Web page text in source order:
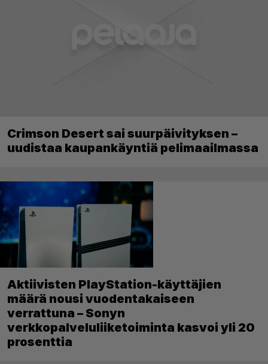
Crimson Desert sai suurpäivityksen –
uudistaa kaupankäyntiä pelimaailmassa
Aktiivisten PlayStation-käyttäjien
määrä nousi vuodentakaiseen
verrattuna – Sonyn
verkkopalveluliiketoiminta kasvoi yli 20
prosenttia